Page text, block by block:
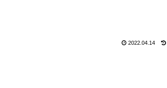
2022.04.14